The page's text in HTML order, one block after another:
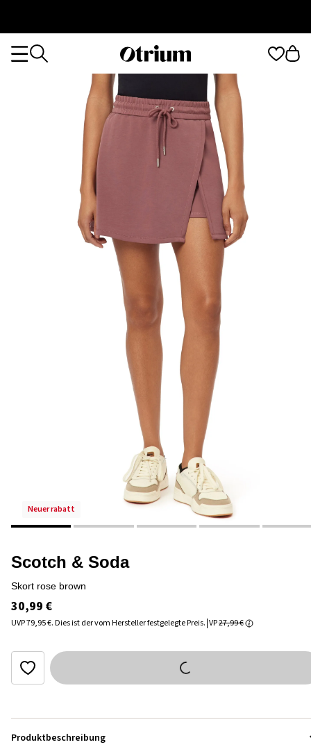
Otrium
neuer rabatt
Scotch & Soda
skort rose brown
30,99 €
UVP79,95 €.Dies ist der vom Hersteller festgelegte Preis. VP27,99 €
Produktbeschreibung